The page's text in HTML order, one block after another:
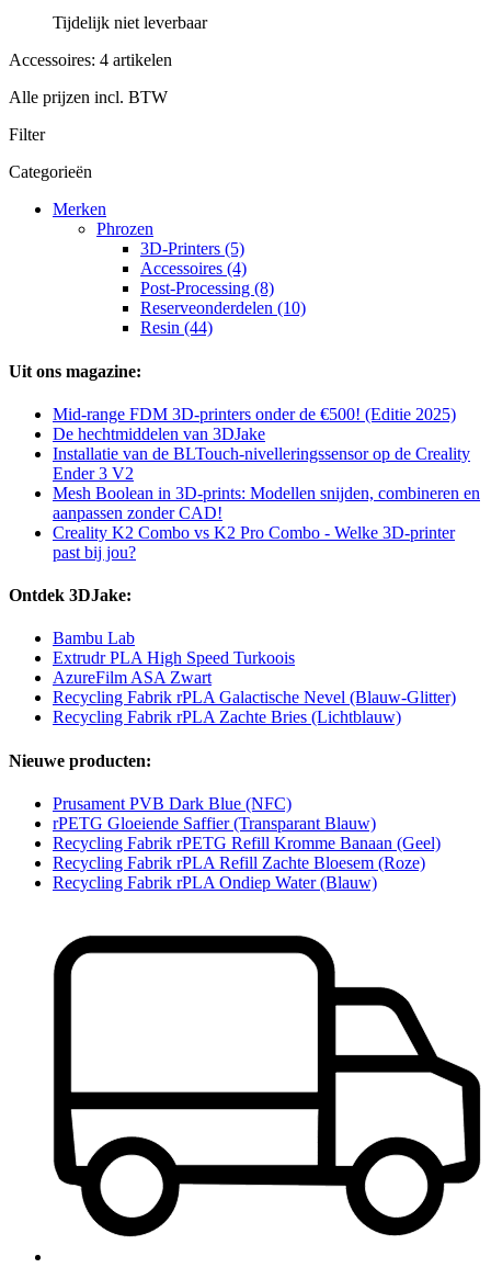
Tijdelijk niet leverbaar
Accessoires: 4 artikelen
Alle prijzen incl. BTW
Filter
Categorieën
Merken
Phrozen
3D-Printers (5)
Accessoires (4)
Post-Processing (8)
Reserveonderdelen (10)
Resin (44)
Uit ons magazine:
Mid-range FDM 3D-printers onder de €500! (Editie 2025)
De hechtmiddelen van 3DJake
Installatie van de BLTouch-nivelleringssensor op de Creality
Ender 3 V2
Mesh Boolean in 3D-prints: Modellen snijden, combineren en
aanpassen zonder CAD!
Creality K2 Combo vs K2 Pro Combo - Welke 3D-printer
past bij jou?
Ontdek 3DJake:
Bambu Lab
Extrudr PLA High Speed Turkoois
AzureFilm ASA Zwart
Recycling Fabrik rPLA Galactische Nevel (Blauw-Glitter)
Recycling Fabrik rPLA Zachte Bries (Lichtblauw)
Nieuwe producten:
Prusament PVB Dark Blue (NFC)
rPETG Gloeiende Saffier (Transparant Blauw)
Recycling Fabrik rPETG Refill Kromme Banaan (Geel)
Recycling Fabrik rPLA Refill Zachte Bloesem (Roze)
Recycling Fabrik rPLA Ondiep Water (Blauw)